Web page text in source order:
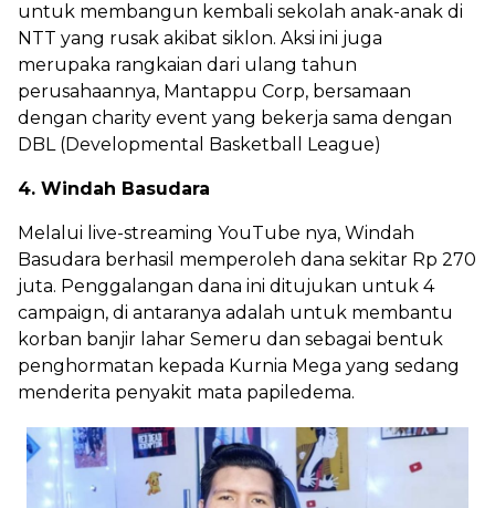
untuk membangun kembali sekolah anak-anak di
NTT yang rusak akibat siklon. Aksi ini juga
merupaka rangkaian dari ulang tahun
perusahaannya, Mantappu Corp, bersamaan
dengan charity event yang bekerja sama dengan
DBL (Developmental Basketball League)
4. Windah Basudara
Melalui live-streaming YouTube nya, Windah
Basudara berhasil memperoleh dana sekitar Rp 270
juta. Penggalangan dana ini ditujukan untuk 4
campaign, di antaranya adalah untuk membantu
korban banjir lahar Semeru dan sebagai bentuk
penghormatan kepada Kurnia Mega yang sedang
menderita penyakit mata papiledema.